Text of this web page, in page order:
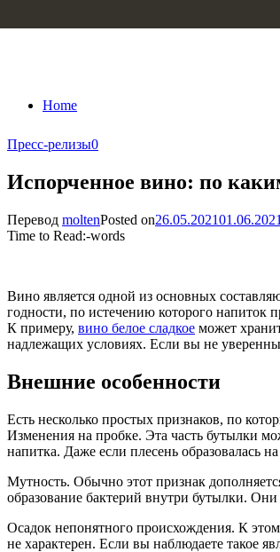
Home
Пресс-релизы0
Испорченное вино: по
Перевод moltenPosted on26.05.202101.06.2021
Time to Read:-words
Вино является одной из основных
годности, по истечению которого напиток
К примеру, вино белое сладкое может
надлежащих условиях. Если вы не
Внешние особенности
Есть несколько простых признаков, по
Изменения на пробке. Эта часть бутылки
напитка. Даже если плесень образовалась
Мутность. Обычно этот признак
образование бактерий внутри бутылки.
Осадок непонятного происхождения. К
не характерен. Если вы наблюдаете такое